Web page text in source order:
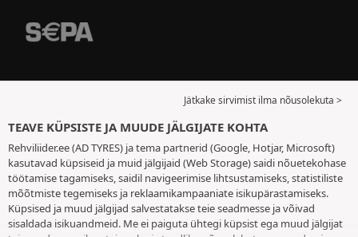
Jätkake sirvimist ilma nõusolekuta >
TEAVE KÜPSISTE JA MUUDE JÄLGIJATE KOHTA
Rehviliider.ee (AD TYRES) ja tema partnerid (Google, Hotjar, Microsoft)
kasutavad küpsiseid ja muid jälgijaid (Web Storage) saidi nõuetekohase
töötamise tagamiseks, saidil navigeerimise lihtsustamiseks, statistiliste
mõõtmiste tegemiseks ja reklaamikampaaniate isikupärastamiseks.
Küpsised ja muud jälgijad salvestatakse teie seadmesse ja võivad
sisaldada isikuandmeid. Me ei paiguta ühtegi küpsist ega muud jälgijat